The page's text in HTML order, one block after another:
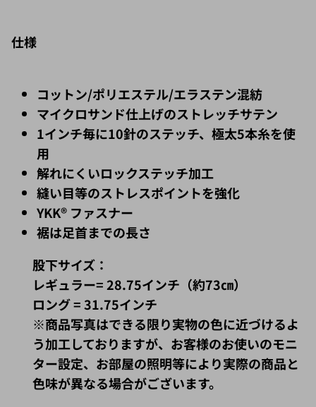
仕様
コットン/ポリエステル/エラステン混紡
マイクロサンド仕上げのストレッチサテン
1インチ毎に10針のステッチ、極太5本糸を使
用
解れにくいロックステッチ加工
縫い目等のストレスポイントを強化
YKK® ファスナー
裾は足首までの長さ
股下サイズ：
レギュラー= 28.75インチ（約73㎝）
ロング = 31.75インチ
※商品写真はできる限り実物の色に近づけるよ
う加工しておりますが、お客様のお使いのモニ
ター設定、お部屋の照明等により実際の商品と
色味が異なる場合がございます。